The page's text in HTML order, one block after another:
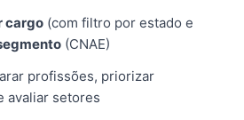
cargo (com filtro por estado e
(CNAE)
profissões, priorizar
avaliar setores